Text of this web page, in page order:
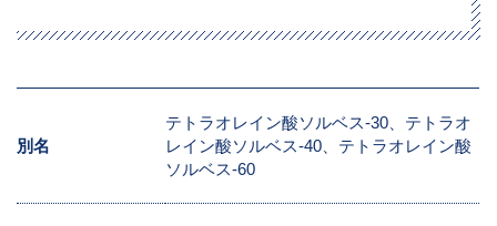
別名
テトラオレイン酸ソルベス-30、テトラオ
レイン酸ソルベス-40、テトラオレイン酸
ソルベス-60